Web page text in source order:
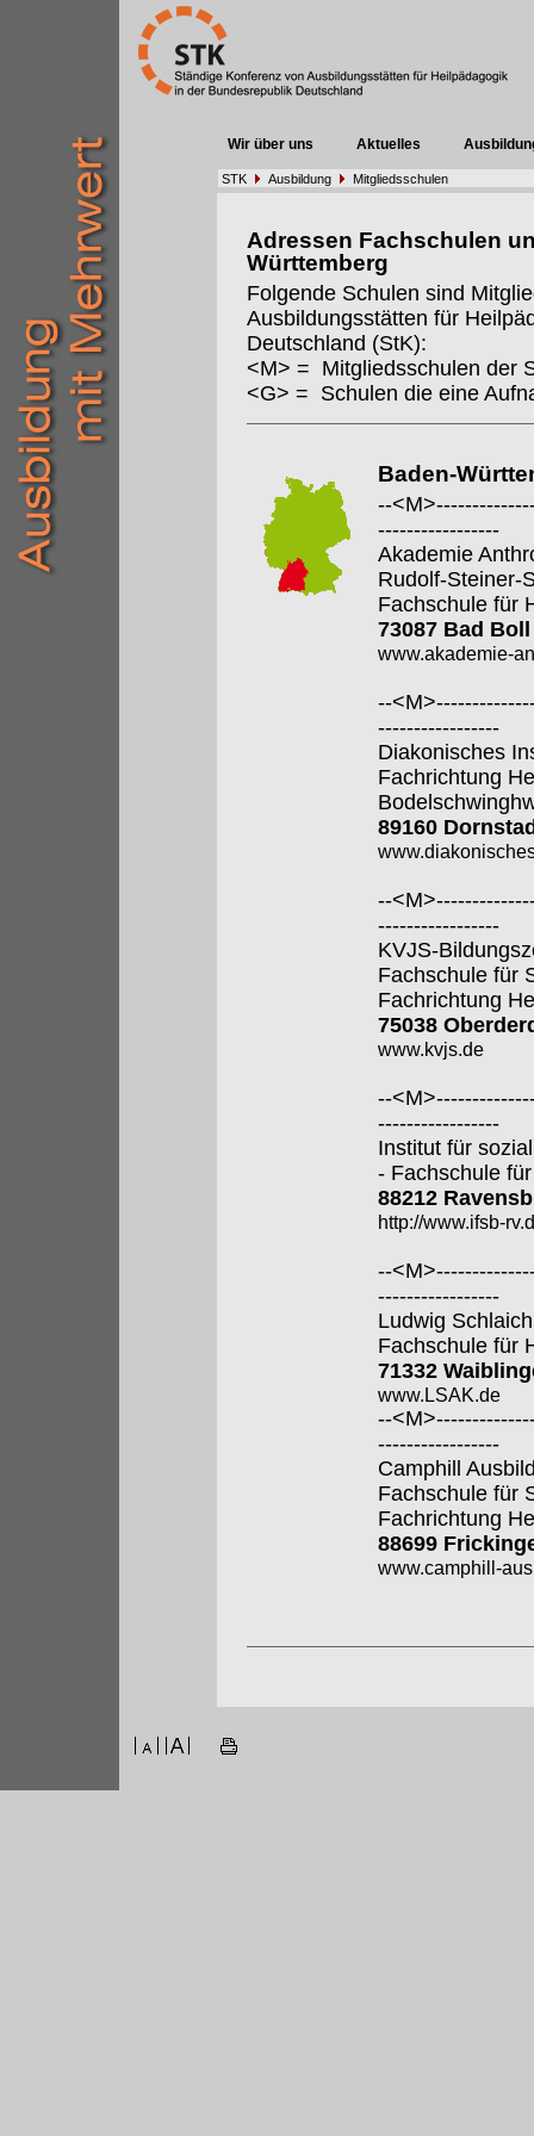
Wir über uns Aktuelles
STK Ausbildung Mitgliedsschulen
Adressen Fachschulen
Württemberg
Folgende Schulen sind
Ausbildungsstätten für
Deutschland (StK):
<M> = Mitgliedsschulen der
<G> = Schulen die eine
Baden-
--
-----------------
Akademie
Rudolf-Steiner-
Fachschule für
73087 Bad Boll
www.akademie-
--
-----------------
Diakonisches
Fachrichtung
89160
--
-----------------
KVJS-
Fachschule für
Fachrichtung
75038
www.kvjs.de
--
-----------------
Institut für
- Fachschule
88212
http://www.ifsb-
--
-----------------
Ludwig
Fachschule für
71332
www.LSAK.de
--
-----------------
Camphill
Fachschule für
Fachrichtung
88699
www.camphill-